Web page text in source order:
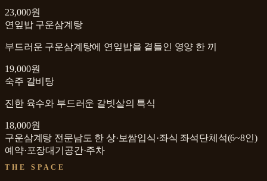
23,000원
연잎밥 구운삼계탕
부드러운 구운삼계탕에 연잎밥을 곁들인 영양 한 끼
19,000원
숙주 갈비탕
진한 육수와 부드러운 갈빗살의 특식
18,000원
구운삼계탕 전문남도 한 상·보쌈입식·좌식 좌석단체석(6~8인)
예약·포장대기공간·주차
THE SPACE